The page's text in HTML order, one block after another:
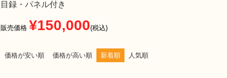
目録・パネル付き
販売価格 ¥150,000 税込
価格が安い順 価格が高い順 新着順 人気順